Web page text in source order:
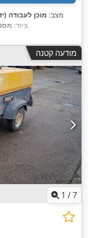
מצב: מוכן לעבודה
, ציוד:,
מודעה קטנה
1 /7